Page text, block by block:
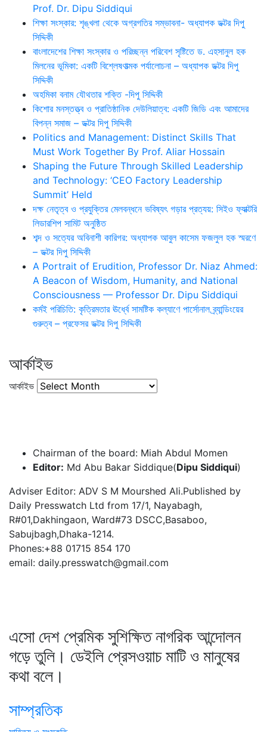
Prof. Dr. Dipu Siddiqui
শিক্ষা সংস্কার: শৃঙ্খলা থেকে অগ্রগতির সম্ভাবনা- অধ্যাপক ডক্টর দিপু
সিদ্দিকী
বাংলাদেশের শিক্ষা সংস্কার ও পরিচ্ছন্ন পরিবেশ সৃষ্টিতে ড. এহসানুল হক
মিলনের ভূমিকা: একটি বিশ্লেষণাত্মক পর্যালোচনা – অধ্যাপক ডক্টর দিপু
সিদ্দিকী
অহমিকা বনাম যৌথতার শক্তি -দিপু সিদ্দিকী
কিশোর মনস্তত্ত্ব ও প্রাতিষ্ঠানিক দেউলিয়াত্ব: একটি জিডি এবং আমাদের
বিপন্ন সমাজ – ডক্টর দিপু সিদ্দিকী
Politics and Management: Distinct Skills That
Must Work Together By Prof. Aliar Hossain
Shaping the Future Through Skilled Leadership
and Technology: ‘CEO Factory Leadership
Summit’ Held
দক্ষ নেতৃত্ব ও প্রযুক্তির মেলবন্ধনে ভবিষ্যৎ গড়ার প্রত্যয়: সিইও ফ্যাক্টরি
লিডারশিপ সামিট অনুষ্ঠিত
শব্দ ও সত্যের অবিনাশী কারিগর: অধ্যাপক আবুল কাসেম ফজলুল হক স্মরণে
– ডক্টর দিপু সিদ্দিকী
A Portrait of Erudition, Professor Dr. Niaz Ahmed:
A Beacon of Wisdom, Humanity, and National
Consciousness — Professor Dr. Dipu Siddiqui
কর্মই পরিচিতি: কৃত্রিমতার ঊর্ধ্বে সামষ্টিক কল্যাণে পার্সোনাল ব্র্যান্ডিংয়ের
গুরুত্ব – প্রফেসর ডক্টর দিপু সিদ্দিকী
আর্কাইভ
আর্কাইভ
Chairman of the board: Miah Abdul Momen
Editor: Md Abu Bakar Siddique(Dipu Siddiqui)
Adviser Editor: ADV S M Mourshed Ali.Published by
Daily Presswatch Ltd from 17/1, Nayabagh,
R#01,Dakhingaon, Ward#73 DSCC,Basaboo,
Sabujbagh,Dhaka-1214.
Phones:+88 01715 854 170
email: daily.presswatch@gmail.com
এসো দেশ প্রেমিক সুশিক্ষিত নাগরিক আন্দোলন
গড়ে তুলি। ডেইলি প্রেসওয়াচ মাটি ও মানুষের
কথা বলে।
সাম্প্রতিক